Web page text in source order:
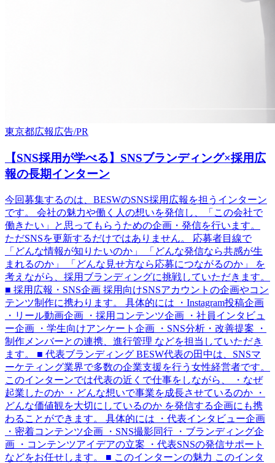
東京都広報広告/PR
【SNS採用が学べる】SNSブランディング×採用広
報の長期インターン
今回募集するのは、BESWのSNS採用広報を担うインターン
です。 会社の魅力や働く人の想いを発信し、「この会社で
働きたい」と思ってもらうための企画・発信を行います。
ただSNSを更新するだけではありません。 応募者目線で
「どんな情報が知りたいのか」 「どんな発信なら共感が生
まれるのか」 「どんな見せ方なら応募につながるのか」 を
考えながら、採用ブランディングに挑戦していただきます。
■ 採用広報・SNS企画 採用向けSNSアカウントの企画やコン
テンツ制作に携わります。 具体的には ・Instagram投稿企画
・リール動画企画 ・採用コンテンツ企画 ・社員インタビュ
ー企画 ・学生向けアンケート企画 ・SNS分析・改善提案 ・
制作メンバーとの連携、進行管理 などを担当していただき
ます。 ■ 代表ブランディング BESW代表の田中は、SNSマ
ーケティング業界で多数の企業支援を行う女性経営者です。
このインターンでは代表の近くで仕事をしながら、 ・なぜ
起業したのか ・どんな想いで事業を成長させているのか ・
どんな価値観を大切にしているのか を発信する企画にも携
わることができます。 具体的には ・代表インタビュー企画
・密着コンテンツ企画 ・SNS撮影同行 ・ブランディング企
画 ・コンテンツアイデアの立案 ・代表SNSの発信サポート
などをお任せします。 ■ このインターンの魅力 このインタ